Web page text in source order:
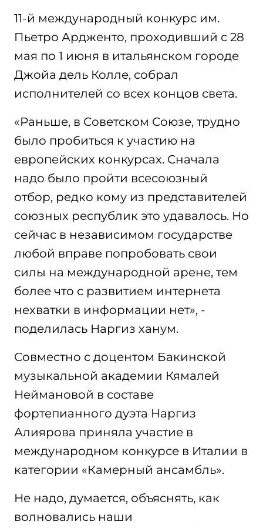
11-й международный конкурс им.
Пьетро Ардженто, проходивший с 28
мая по 1 июня в итальянском городе
Джойа дель Колле, собрал
исполнителей со всех концов света.
«Раньше, в Советском Союзе, трудно
было пробиться к участию на
европейских конкурсах. Сначала
надо было пройти всесоюзный
отбор, редко кому из представителей
союзных республик это удавалось. Но
сейчас в независимом государстве
любой вправе попробовать свои
силы на международной арене, тем
более что с развитием интернета
нехватки в информации нет», -
поделилась Наргиз ханум.
Совместно с доцентом Бакинской
музыкальной академии Кямалей
Неймановой в составе
фортепианного дуэта Наргиз
Алиярова приняла участие в
международном конкурсе в Италии в
категории «Камерный ансамбль».
Не надо, думается, объяснять, как
волновались наши